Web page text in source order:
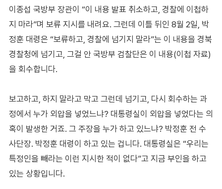
이종섭 국방부 장관이 “이 내용 발표 취소하고, 경찰에 이첩하
지 마라”며 보류 지시를 내려요. 그런데 이틀 뒤인 8월 2일, 박
정훈 대령은 “보류하고, 경찰에 넘기지 말라”는 이 내용을 경북
경찰청에 넘기고, 그걸 안 국방부 검찰단은 이 내용(이첩 자료)
을 회수합니다.
보고하고, 하지 말라고 막고 그런데 넘기고, 다시 회수하는 과
정에서 누가 외압을 넣었느냐? 대통령실이 외압을 넣었다는 의
혹이 발생한 거죠. 그 주장을 누가 하고 있느냐? 박정훈 전 수
사단장. 박정훈 대령이 하고 있는 겁니다. 대통령실은 “우리는
특정인을 빼라는 이런 지시한 적이 없다”고 지금 부인을 하고
있는 상황입니다.